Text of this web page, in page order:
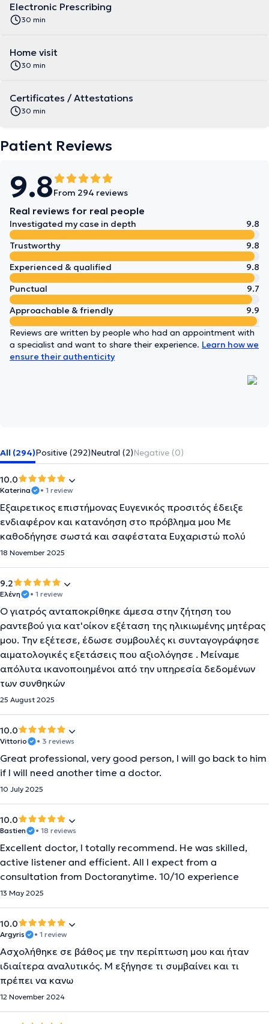
Electronic Prescribing
30 min
Home visit
30 min
Certificates / Attestations
30 min
Patient Reviews
9.8From 294 reviews
Real reviews for real people
Investigated my case in depth
9.8
Trustworthy
9.8
Experienced & qualified
9.8
Punctual
9.7
Approachable & friendly
9.9
Reviews are written by people who had an appointment with
a specialist and want to share their experience. Learn how we
ensure their authenticity
All (294)Positive (292)Neutral (2)Negative (0)
10.0
Katerina • 1 review
Εξαιρετικος επιστήμονας Ευγενικός προσιτός έδειξε
ενδιαφέρον και κατανόηση στο πρόβλημα μου Με
καθοδήγησε σωστά και σαφέστατα Ευχαριστώ πολύ
18 November 2025
9.2
Ελένη • 1 review
Ο γιατρός ανταποκρίθηκε άμεσα στην ζήτηση του
ραντεβού για κατ'οίκον εξέταση της ηλικιωμένης μητέρας
μου. Την εξέτεσε, έδωσε συμβουλές κι συνταγογράφησε
αιματολογικές εξετάσεις που αξιολόγησε . Μείναμε
απόλυτα ικανοποιημένοι από την υπηρεσία δεδομένων
των συνθηκών
25 August 2025
10.0
Vittorio • 3 reviews
Great professional, very good person, I will go back to him
if I will need another time a doctor.
10 July 2025
10.0
Bastien • 18 reviews
Excellent doctor, I totally recommend. He was skilled,
active listener and efficient. All I expect from a
consultation from Doctoranytime. 10/10 experience
13 May 2025
10.0
Argyris • 1 review
Ασχολήθηκε σε βάθος με την περίπτωση μου και ήταν
ιδιαίτερα αναλυτικός. Μ εξήγησε τι συμβαίνει και τι
πρέπει να κανω
12 November 2024